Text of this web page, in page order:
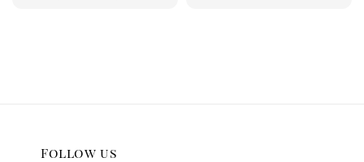
Follow us